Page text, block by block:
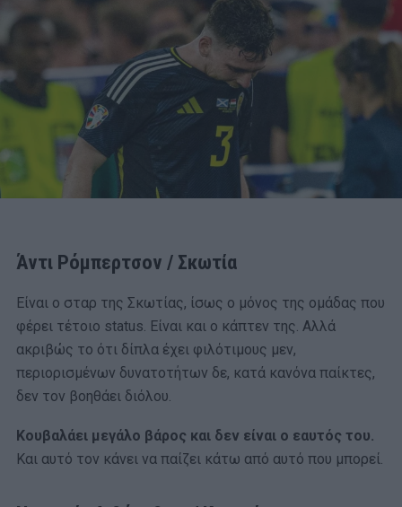
Άντι Ρόμπερτσον / Σκωτία
Είναι ο σταρ της Σκωτίας, ίσως ο μόνος της ομάδας που
φέρει τέτοιο status. Είναι και ο κάπτεν της. Αλλά
ακριβώς το ότι δίπλα έχει φιλότιμους μεν,
περιορισμένων δυνατοτήτων δε, κατά κανόνα παίκτες,
δεν τον βοηθάει διόλου.
Κουβαλάει μεγάλο βάρος και δεν είναι ο εαυτός του.
Και αυτό τον κάνει να παίζει κάτω από αυτό που μπορεί.